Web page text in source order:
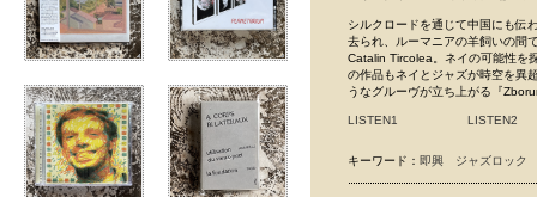
シルクロードを通じて中国にも伝
去られ、ルーマニアの羊飼いの間
Catalin Tircolea。ネイの可能性を
の作品もネイとジャズが時空を異
うなグルーヴが立ち上がる『
LISTEN1 LISTEN2
キーワード： 即興 ジャズロック